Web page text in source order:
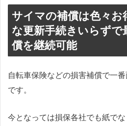
サイマの補償は色々お
な更新手続きいらずで
償を継続可能
自転車保険などの損害補償で一
です。
今となっては損保各社でも紙で